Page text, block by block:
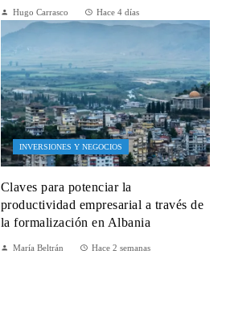
Hugo Carrasco Hace 4 días
INVERSIONES Y NEGOCIOS
Claves para potenciar la
productividad empresarial a través de
la formalización en Albania
María Beltrán Hace 2 semanas